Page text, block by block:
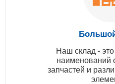
Наш склад -
наименований
запчастей и